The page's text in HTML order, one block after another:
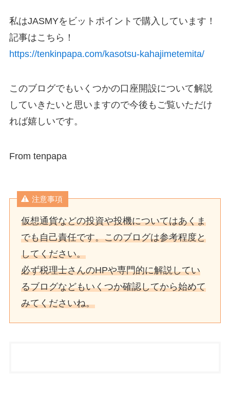
私はJASMYをビットポイントで購入しています！
記事はこちら！
https://tenkinpapa.com/kasotsu-kahajimetemita/
このブログでもいくつかの口座開設について解説
していきたいと思いますので今後もご覧いただけ
れば嬉しいです。
From tenpapa
注意事項
仮想通貨などの投資や投機についてはあくま
でも自己責任です。このブログは参考程度と
してください。
必ず税理士さんのHPや専門的に解説してい
るブログなどもいくつか確認してから始めて
みてくださいね。